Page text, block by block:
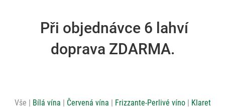
Při objednávce 6 lahví
doprava ZDARMA.
Vše Bílá vína Červená vína Frizzante-Perlivé víno
Klaret